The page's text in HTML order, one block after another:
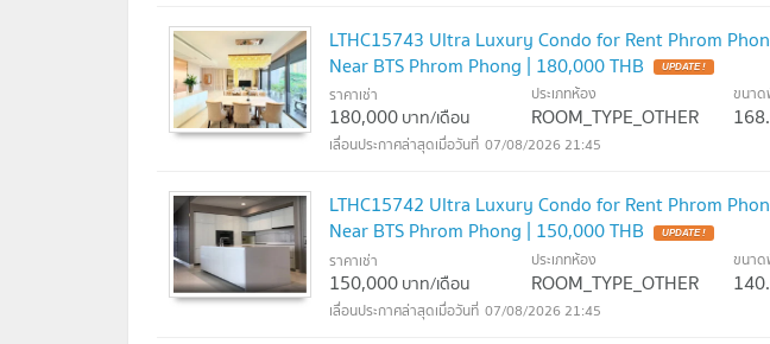
LTHC15743 Ultra Luxury Condo for Rent Phrom
Near BTS Phrom Phong | 180,000 THB
UPDATE !
ราคาเช่า
180,000บาท/เดือน
ประเภทห้อง
ROOM_TYPE_OTHER
ขนา
07/08/2026 21:45
LTHC15742 Ultra Luxury Condo for Rent Phrom
Near BTS Phrom Phong | 150,000 THB
UPDATE !
ราคาเช่า
150,000บาท/เดือน
ประเภทห้อง
ROOM_TYPE_OTHER
ขนา
07/08/2026 21:45